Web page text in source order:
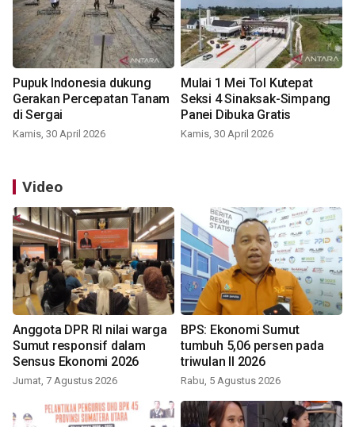
Pupuk Indonesia dukung
Gerakan Percepatan Tanam
di Sergai
Kamis, 30 April 2026
Mulai 1 Mei Tol Kutepat
Seksi 4 Sinaksak-Simpang
Panei Dibuka Gratis
Kamis, 30 April 2026
Video
Anggota DPR RI nilai warga
Sumut responsif dalam
Sensus Ekonomi 2026
Jumat, 7 Agustus 2026
BPS: Ekonomi Sumut
tumbuh 5,06 persen pada
triwulan II 2026
Rabu, 5 Agustus 2026